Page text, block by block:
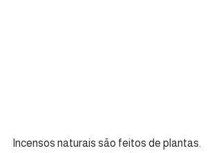
Incensos naturais são feitos de plantas.